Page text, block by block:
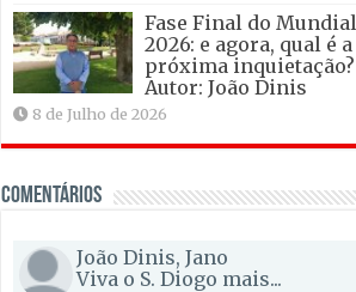
Fase Final do Mundial
2026: e agora, qual é a
próxima inquietação?
Autor: João Dinis
8 de Julho de 2026
Comentários
João Dinis, Jano
Viva o S. Diogo mais...